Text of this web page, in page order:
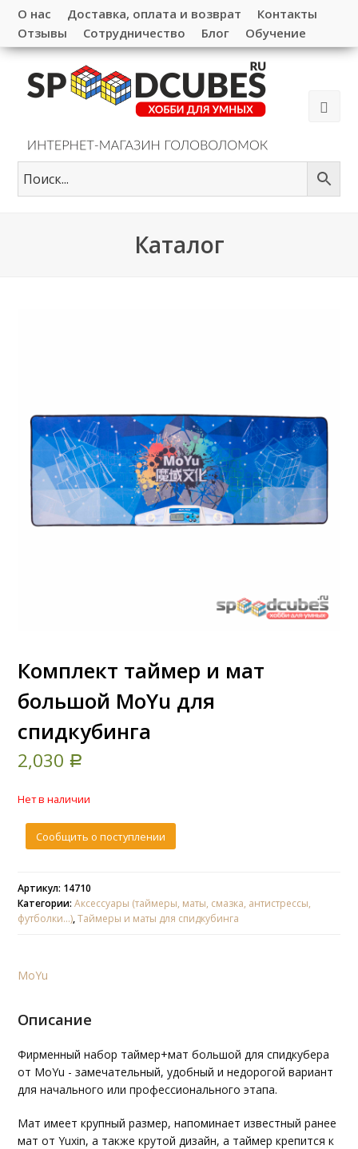
О нас Доставка, оплата и возврат
Контакты
Отзывы
Сотрудничество Блог Обучение
Каталог
Комплект таймер и мат
большой MoYu для
спидкубинга
2,030 Р
Нет в наличии
Сообщить о поступлении
Артикул: 14710
Категории:Аксессуары (таймеры, маты, смазка, антистрессы,
футболки...),Таймеры и маты для спидкубинга
MoYu
Описание
Фирменный набор таймер+мат большой для спидкубера
от MoYu - замечательный, удобный и недорогой вариант
для начального или профессионального этапа.
Мат имеет крупный размер, напоминает известный ранее
мат от Yuxin, а также крутой дизайн, а таймер крепится к